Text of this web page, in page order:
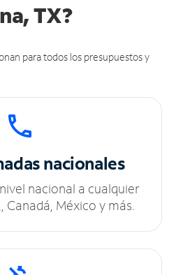
TX?
para todos los presupuestos y
nacionales
nacional a cualquier
Canadá, México y más.